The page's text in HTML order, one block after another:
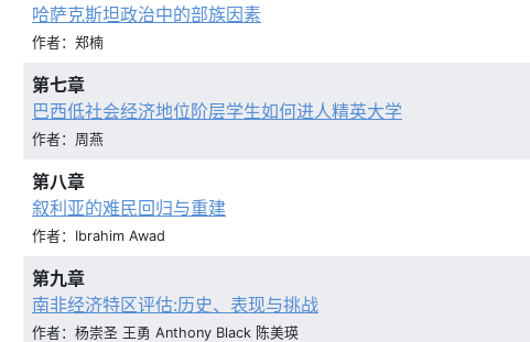
哈萨克斯坦政治中的部族因素
作者：郑楠
第七章
巴西低社会经济地位阶层学生如何进人精英大学
作者：周燕
第八章
叙利亚的难民回归与重建
作者：Ibrahim Awad
第九章
南非经济特区评估:历史、表现与挑战
作者：杨崇圣 王勇 Anthony Black 陈美瑛